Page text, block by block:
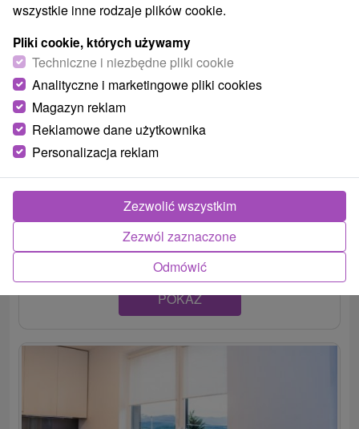
APARTMÁN★ ★★BYSTRICA
Banská Bystrica
Útulne zariadený apartmán je súčasťou bytového domu v
Banskej Bystrici v pokojnej mestskej časti Radvaň....
POKAZ
wszystkie inne rodzaje plików cookie.
Pliki cookie, których używamy
Techniczne i niezbędne pliki cookie
Analityczne i marketingowe pliki cookies
Magazyn reklam
Reklamowe dane użytkownika
Personalizacja reklam
Odmówić
Zezwól zaznaczone
Zezwolić wszystkim